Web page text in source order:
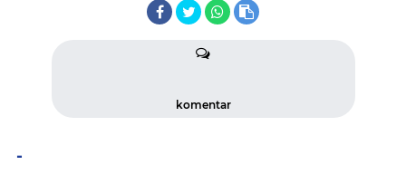
komentar
-